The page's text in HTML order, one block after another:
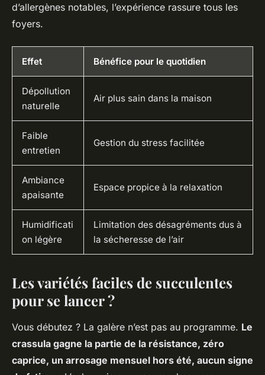
d’allergènes notables, l’expérience rassure tous les
foyers.
Effet Bénéfice pour le quotidien
Dépollution
naturelle
Air plus sain dans la maison
Faible
entretien
Gestion du stress facilitée
Ambiance
apaisante
Espace propice à la relaxation
Humidificati
on légère
Limitation des désagréments dus à
la sécheresse de l’air
Les variétés faciles de succulentes
pour se lancer ?
Vous débutez ? La galère n’est pas au programme. Le
crassula gagne la partie de la résistance, zéro
caprice, un arrosage mensuel hors été, aucun signe